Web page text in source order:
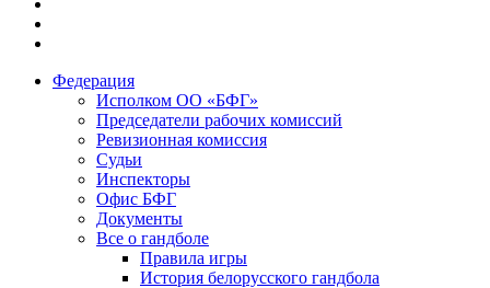
Федерация
Исполком ОО «БФГ»
Председатели рабочих комиссий
Ревизионная комиссия
Судьи
Инспекторы
Офис БФГ
Документы
Все о гандболе
Правила игры
История белорусского гандбола